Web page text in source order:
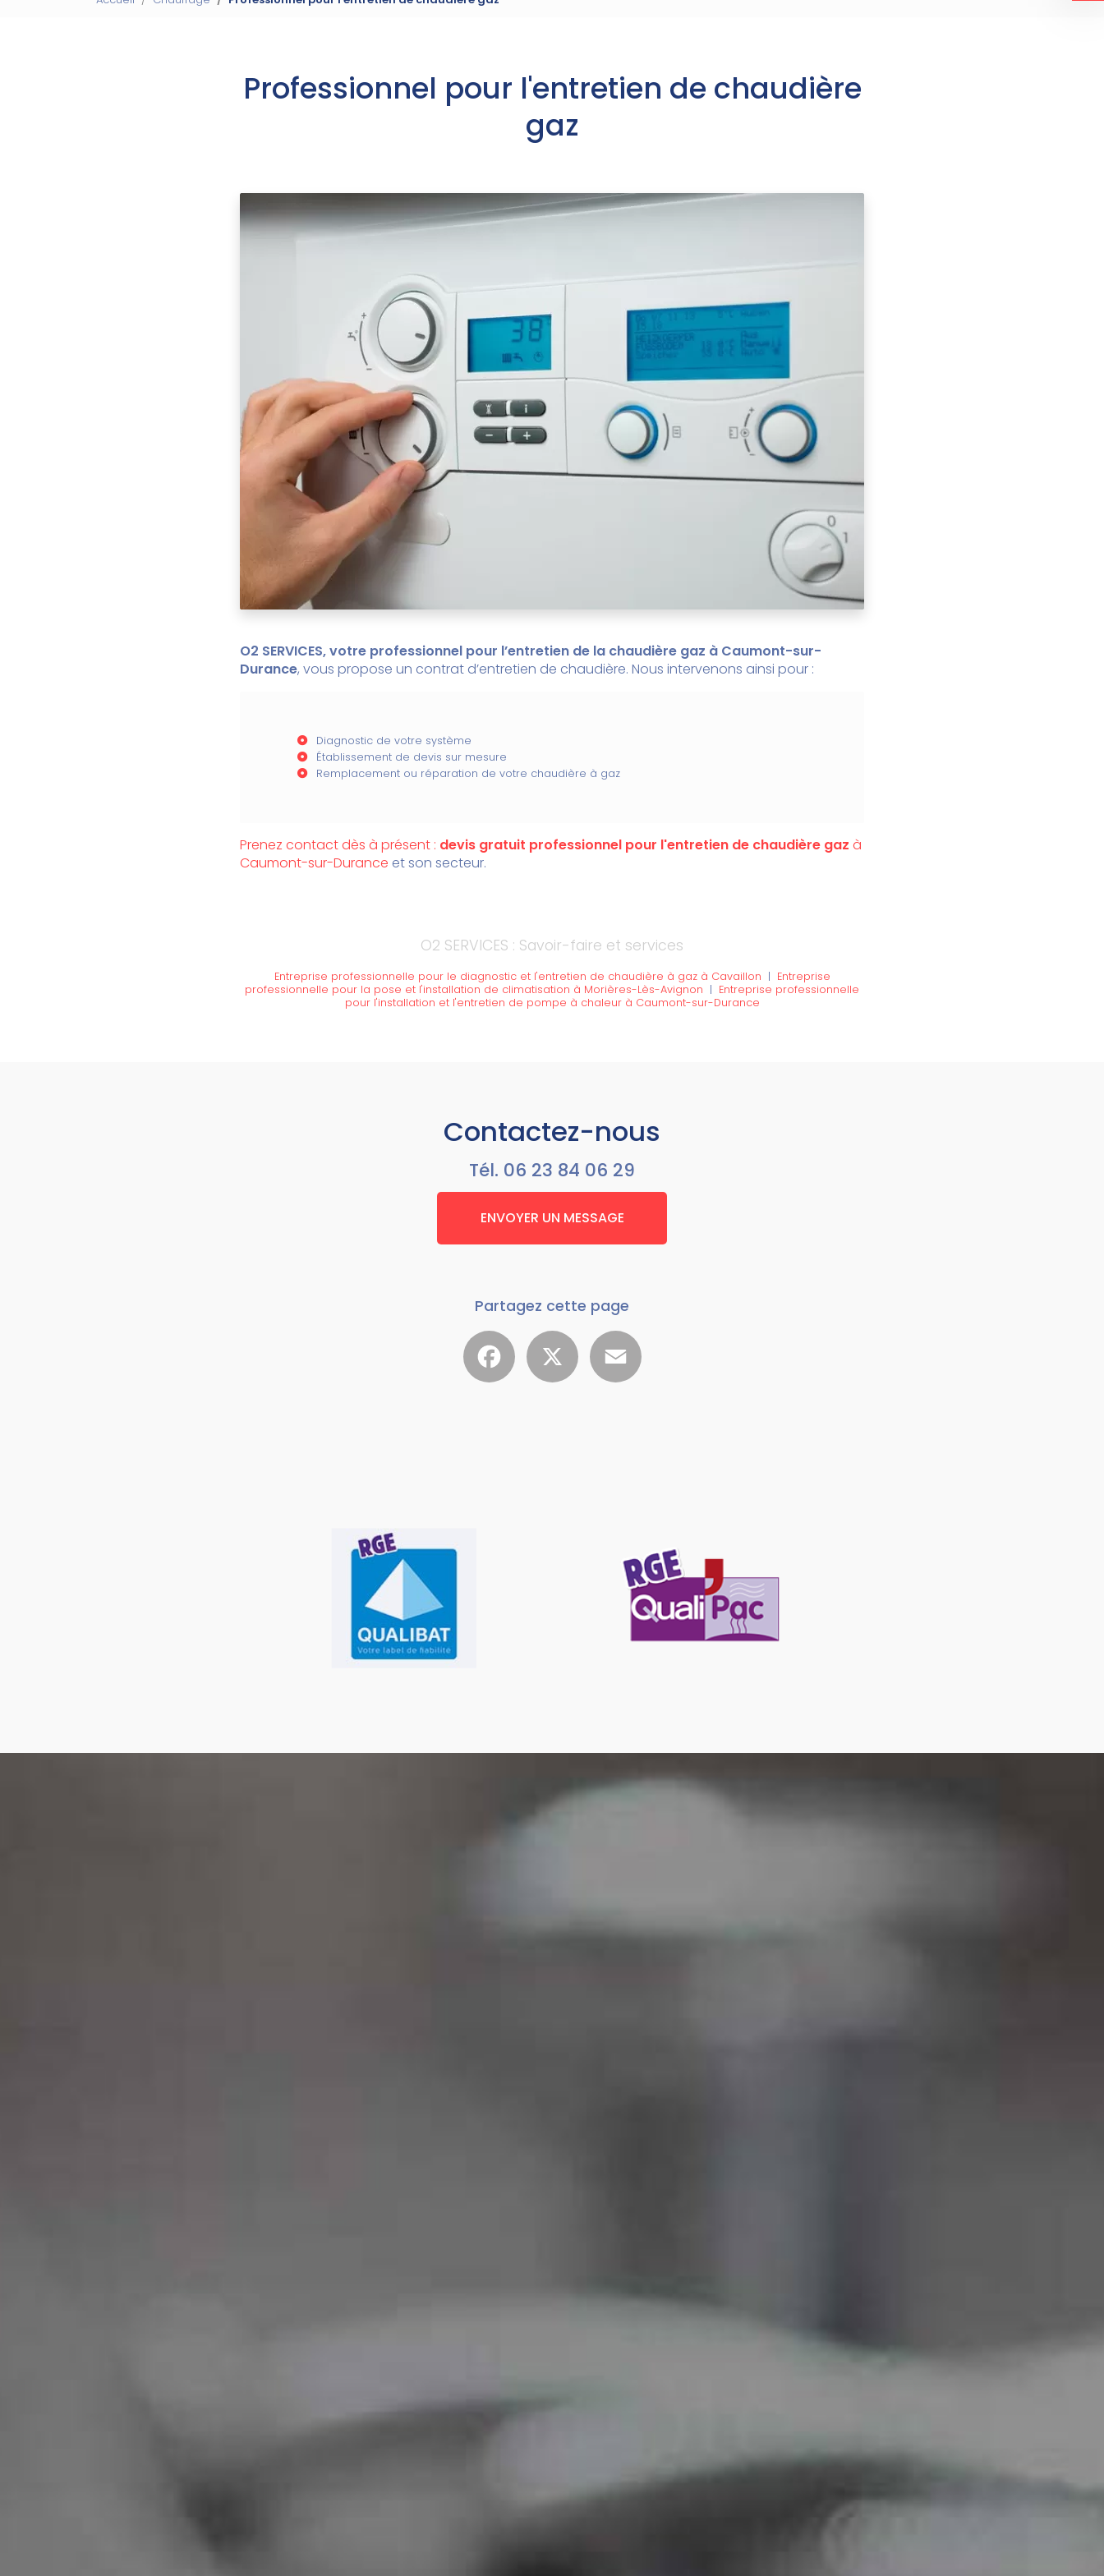
Professionnel pour l'entretien de chaudière
gaz
O2 SERVICES, votre professionnel pour l’entretien de la chaudière gaz à Caumont-sur-
Durance, vous propose un contrat d’entretien de chaudière. Nous intervenons ainsi pour :
Diagnostic de votre système
Établissement de devis sur mesure
Remplacement ou réparation de votre chaudière à gaz
Prenez contact dès à présent : devis gratuit professionnel pour l'entretien de chaudière gaz à
Caumont-sur-Durance et son secteur.
O2 SERVICES : Savoir-faire et services
Entreprise professionnelle pour le diagnostic et l'entretien de chaudière à gaz à Cavaillon | Entreprise
professionnelle pour la pose et l'installation de climatisation à Morières-Lès-Avignon | Entreprise professionnelle
pour l'installation et l'entretien de pompe à chaleur à Caumont-sur-Durance
Contactez-nous
Tél. 06 23 84 06 29
ENVOYER UN MESSAGE
Partagez cette page
Facebook